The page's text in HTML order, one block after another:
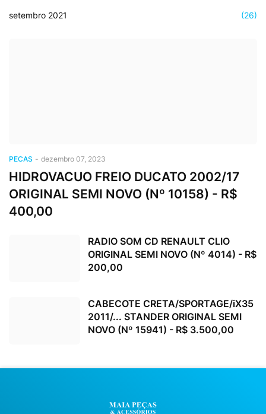
setembro 2021 (26)
PECAS - dezembro 07, 2023
HIDROVACUO FREIO DUCATO 2002/17
ORIGINAL SEMI NOVO (Nº 10158) - R$
400,00
RADIO SOM CD RENAULT CLIO
ORIGINAL SEMI NOVO (Nº 4014) - R$
200,00
CABECOTE CRETA/SPORTAGE/iX35
2011/... STANDER ORIGINAL SEMI
NOVO (Nº 15941) - R$ 3.500,00